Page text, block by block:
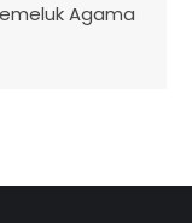
Agama